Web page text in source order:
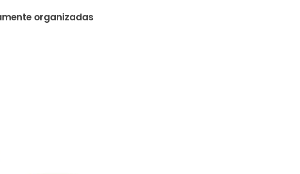
organizadas